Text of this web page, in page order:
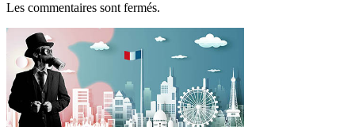
Les commentaires sont fermés.